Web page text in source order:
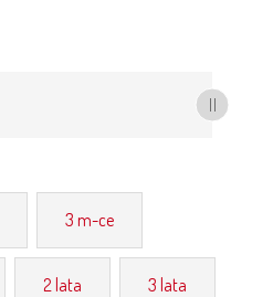
3 m-ce
2 lata 3 lata